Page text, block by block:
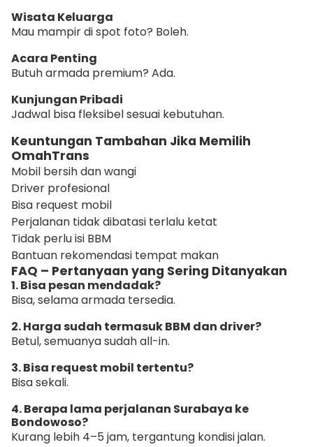
Wisata Keluarga
Mau mampir di spot foto? Boleh.
Acara Penting
Butuh armada premium? Ada.
Kunjungan Pribadi
Jadwal bisa fleksibel sesuai kebutuhan.
Keuntungan Tambahan Jika Memilih
OmahTrans
Mobil bersih dan wangi
Driver profesional
Bisa request mobil
Perjalanan tidak dibatasi terlalu ketat
Tidak perlu isi BBM
Bantuan rekomendasi tempat makan
FAQ – Pertanyaan yang Sering Ditanyakan
1. Bisa pesan mendadak?
Bisa, selama armada tersedia.
2. Harga sudah termasuk BBM dan driver?
Betul, semuanya sudah all-in.
3. Bisa request mobil tertentu?
Bisa sekali.
4. Berapa lama perjalanan Surabaya ke
Bondowoso?
Kurang lebih 4–5 jam, tergantung kondisi jalan.